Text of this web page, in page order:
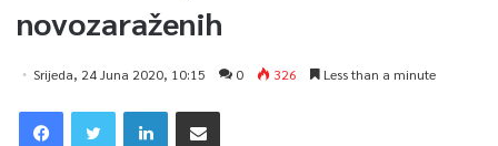
novozaraženih
Srijeda, 24 Juna 2020, 10:15 0 326 Less than a minute